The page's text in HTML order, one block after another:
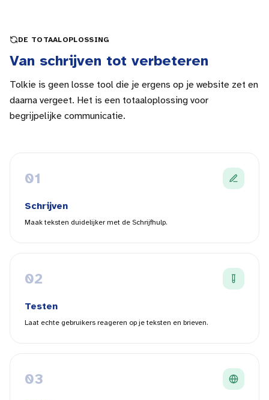
DE TOTAALOPLOSSING
Van schrijven tot verbeteren
Tolkie is geen losse tool die je ergens op je website zet en
daarna vergeet. Het is een totaaloplossing voor
begrijpelijke communicatie.
01
Schrijven
Maak teksten duidelijker met de Schrijfhulp.
02
Testen
Laat echte gebruikers reageren op je teksten en brieven.
03